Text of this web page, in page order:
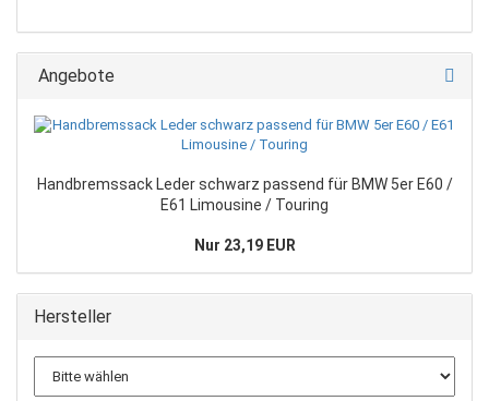
Angebote
Handbremssack Leder schwarz passend für BMW 5er E60 /
E61 Limousine / Touring
Nur 23,19 EUR
Hersteller